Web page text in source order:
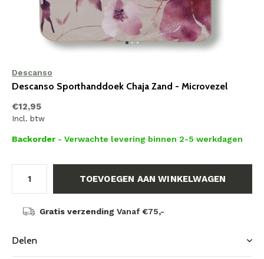
Descanso
Descanso Sporthanddoek Chaja Zand - Microvezel
€12,95
Incl. btw
Backorder - Verwachte levering binnen 2-5 werkdagen
TOEVOEGEN AAN WINKELWAGEN
Gratis verzending Vanaf €75,-
Delen